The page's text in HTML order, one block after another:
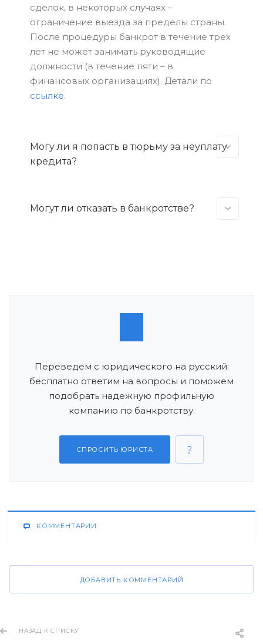
сделок, в некоторых случаях –
ограничение выезда за пределы страны.
После процедуры банкрот в течение трех
лет не может занимать руководящие
должности (в течение пяти – в
финансовых организациях). Детали по
ссылке.
Могу ли я попасть в тюрьму за неуплату
кредита?
Могут ли отказать в банкротстве?
Переведем с юридического на русский:
бесплатно ответим на вопросы и поможем
подобрать надежную профильную
компанию по банкротству.
СПРОСИТЬ ЮРИСТА
КОММЕНТАРИИ
ДОБАВИТЬ КОММЕНТАРИЙ
НАЗАД К СПИСКУ